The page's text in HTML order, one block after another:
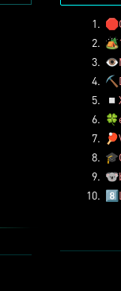
1. 🛑
2. 🏕️
3. 👁️
4. ⛏️
5.
◽
6. 🍀
7.
🏓
8. 🎓
9. 🐨
10. 8️⃣